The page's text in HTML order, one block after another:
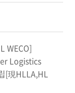
WECO]
Logistics
現HLLA,HL